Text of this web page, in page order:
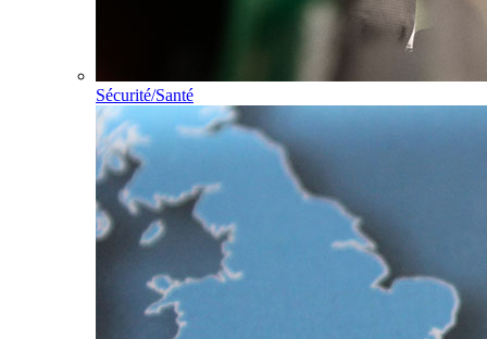
Sécurité/Santé